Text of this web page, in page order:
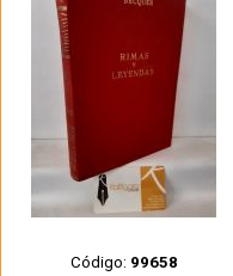
Código: 99658